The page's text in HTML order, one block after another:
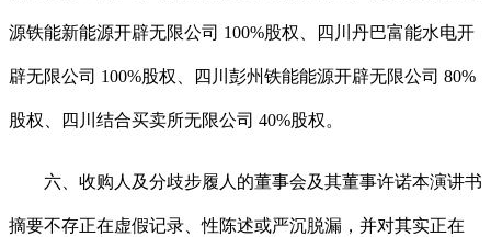
源铁能新能源开辟无限公司 100%股权、四川丹巴富能水电开
辟无限公司 100%股权、四川彭州铁能能源开辟无限公司 80%
股权、四川结合买卖所无限公司 40%股权。
六、收购人及分歧步履人的董事会及其董事许诺本演讲书
摘要不存正在虚假记录、性陈述或严沉脱漏，并对其实正在